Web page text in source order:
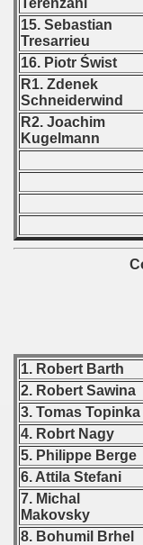
Terenzani
15. Sebastian
Tresarrieu
16. Piotr Świst
R1. Zdenek
Schneiderwind
R2. Joachim
Kugelmann
1. Robert Barth
2. Robert Sawina
3. Tomas Topinka
4. Robrt Nagy
5. Philippe Berge
6. Attila Stefani
7. Michal
Makovsky
8. Bohumil Brhel
- 2011
- 2012
- 2013
- 2014
- 2015
- 2020
- 2021
- 2022
- 2023
- 2024